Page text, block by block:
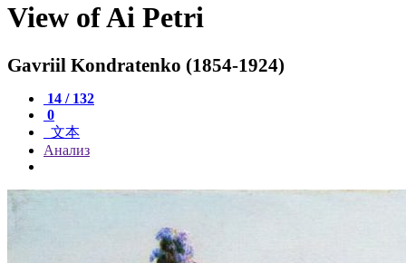
View of Ai Petri
Gavriil Kondratenko (1854-1924)
14 / 132
0
文本
Анализ